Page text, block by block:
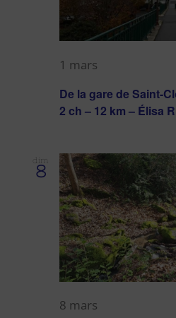
De la gare de Saint-
2 ch – 12 km – Élisa
1 mars
dim
8
8 mars